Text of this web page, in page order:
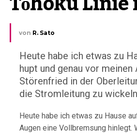
von R. Sato
Heute habe ich etwas zu
hupt und genau vor
Störenfried in der
die Stromleitung zu
Heute habe ich etwas zu Hause
Augen eine Vollbremsung hinlegt.